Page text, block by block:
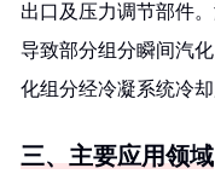
出口及压力调节部件
导致部分组分瞬间汽
化组分经冷凝系统冷
三、主要应用领域